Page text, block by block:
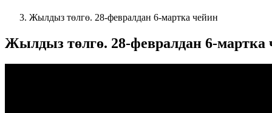
Жылдыз төлгө. 28-февралдан 6-мартка чейин
Жылдыз төлгө. 28-февралдан 6-мартка